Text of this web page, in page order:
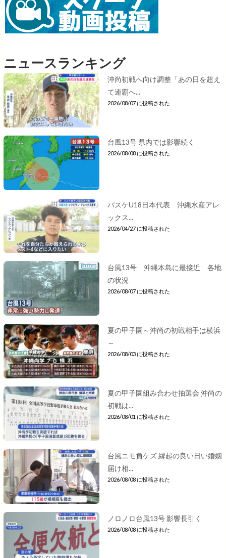
ニュースランキング
沖尚初戦へ向け調整「あの日を超え
て連覇へ...
2026/08/07 に投稿された
台風13号 県内では影響続く
2026/08/08 に投稿された
バスケU18日本代表 沖縄水産アレ
ックス...
2026/04/27 に投稿された
台風13号 沖縄本島に最接近 各地
の状況
2026/08/07 に投稿された
夏の甲子園～沖尚の初戦相手は横浜
～
2026/08/03 に投稿された
夏の甲子園組み合わせ抽選会 沖尚の
初戦は...
2026/08/01 に投稿された
台風ニモ負ケズ 縁起の良い日い婚姻
届け相...
2026/08/08 に投稿された
ノロノロ台風13号 影響長引く
2026/08/08 に投稿された